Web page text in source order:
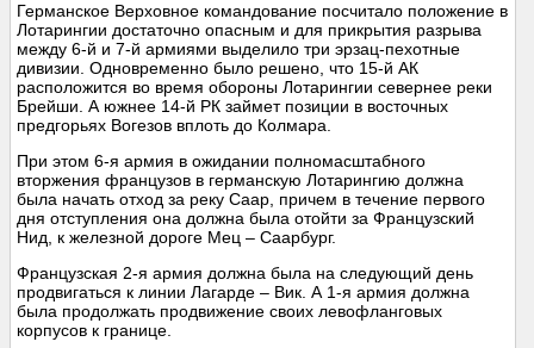
Германское Верховное командование посчитало положение в
Лотарингии достаточно опасным и для прикрытия разрыва
между 6-й и 7-й армиями выделило три эрзац-пехотные
дивизии. Одновременно было решено, что 15-й АК
расположится во время обороны Лотарингии севернее реки
Брейши. А южнее 14-й РК займет позиции в восточных
предгорьях Вогезов вплоть до Колмара.
При этом 6-я армия в ожидании полномасштабного
вторжения французов в германскую Лотарингию должна
была начать отход за реку Саар, причем в течение первого
дня отступления она должна была отойти за Французский
Нид, к железной дороге Мец – Саарбург.
Французская 2-я армия должна была на следующий день
продвигаться к линии Лагарде – Вик. А 1-я армия должна
была продолжать продвижение своих левофланговых
корпусов к границе.